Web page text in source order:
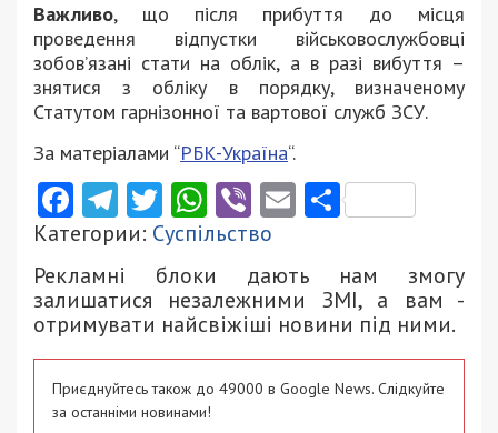
Важливо, що після прибуття до місця
проведення відпустки військовослужбовці
зобов’язані стати на облік, а в разі вибуття –
знятися з обліку в порядку, визначеному
Статутом гарнізонної та вартової служб ЗСУ.
За матеріалами “РБК-Україна“.
Facebook
Telegram
Twitter
WhatsApp
ViberEmail
Категории: Суспільство
Рекламні блоки дають нам змогу
залишатися незалежними ЗМІ, а вам -
отримувати найсвіжіші новини під ними.
Приєднуйтесь також до 49000 в Google News. Слідкуйте
за останніми новинами!